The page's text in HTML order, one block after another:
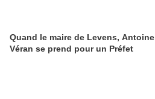
Quand le maire de Levens, Antoine
Véran se prend pour un Préfet